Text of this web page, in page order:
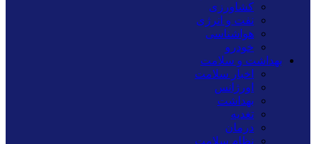
کشاورزی
نفت و انرژی
هواشناسی
خودرو
بهداشت و سلامت
اخبار سلامت
اورژانس
بهداشت
تغدیه
درمان
نظام سلامت